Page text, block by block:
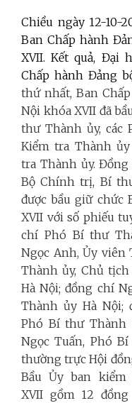
Chiều ngày 12-10-
Ban Chấp hành
XVII. Kết quả, Đại
Chấp hành Đảng
thứ nhất, Ban
Nội khóa XVII đã
thư Thành ủy, các
Kiểm tra Thành
tra Thành ủy.
Bộ Chính trị, Bí
được bầu giữ chức
XVII với số phiếu
chí Phó Bí thư
Ngọc Anh, Ủy
Thành ủy, Chủ
Hà Nội; đồng chí
Thành ủy Hà Nội;
Phó Bí thư Thành
Ngọc Tuấn, Phó
thường trực Hội
Bầu Ủy ban
XVII gồm 12